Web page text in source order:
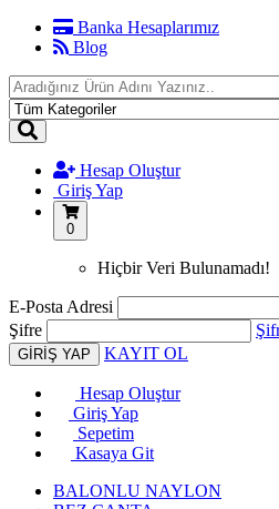
Banka Hesaplarımız
Blog
Hesap Oluştur
Giriş Yap
0
Hiçbir Veri Bulunamadı!
E-Posta Adresi
Şifre
KAYIT OL
Hesap Oluştur
Giriş Yap
Sepetim
Kasaya Git
BALONLU NAYLON